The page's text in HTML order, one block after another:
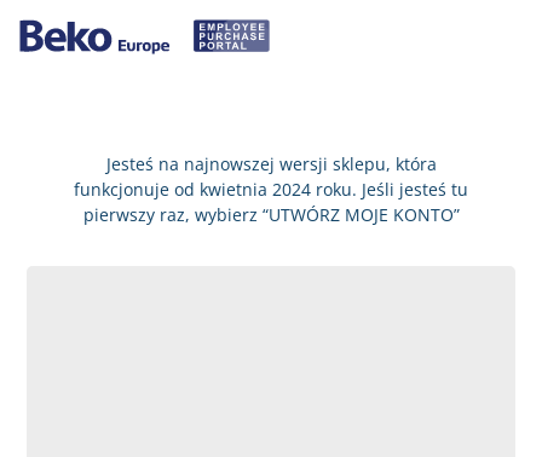
Jesteś na najnowszej wersji sklepu, która
funkcjonuje od kwietnia 2024 roku. Jeśli jesteś tu
pierwszy raz, wybierz “UTWÓRZ MOJE KONTO”